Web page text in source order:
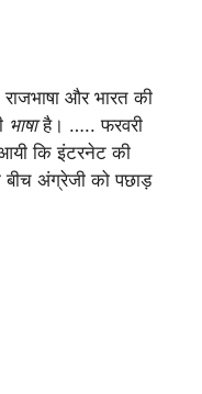
और भारत की
भाषाहै। ….. फरवरी
कि इंटरनेट की
अंग्रेजी को पछाड़